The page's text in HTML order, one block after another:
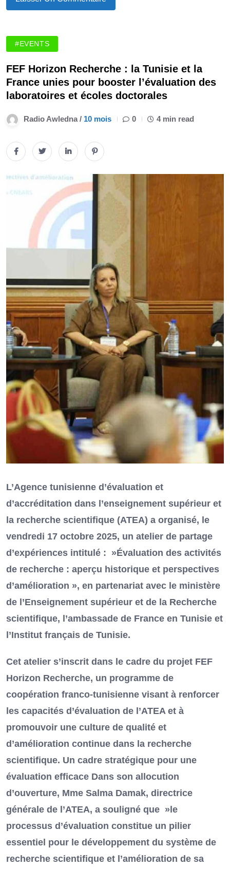
#EVENTS
FEF Horizon Recherche : la Tunisie et la
France unies pour booster l’évaluation des
laboratoires et écoles doctorales
Radio Awledna / 10 mois 0 4 min read
L’Agence tunisienne d’évaluation et
d’accréditation dans l’enseignement supérieur et
la recherche scientifique (ATEA) a organisé, le
vendredi 17 octobre 2025, un atelier de partage
d’expériences intitulé : »Évaluation des activités
de recherche : aperçu historique et perspectives
d’amélioration », en partenariat avec le ministère
de l’Enseignement supérieur et de la Recherche
scientifique, l’ambassade de France en Tunisie et
l’Institut français de Tunisie.
Cet atelier s’inscrit dans le cadre du projet FEF
Horizon Recherche, un programme de
coopération franco-tunisienne visant à renforcer
les capacités d’évaluation de l’ATEA et à
promouvoir une culture de qualité et
d’amélioration continue dans la recherche
scientifique. Un cadre stratégique pour une
évaluation efficace Dans son allocution
d’ouverture, Mme Salma Damak, directrice
générale de l’ATEA, a souligné que »le
processus d’évaluation constitue un pilier
essentiel pour le développement du système de
recherche scientifique et l’amélioration de sa